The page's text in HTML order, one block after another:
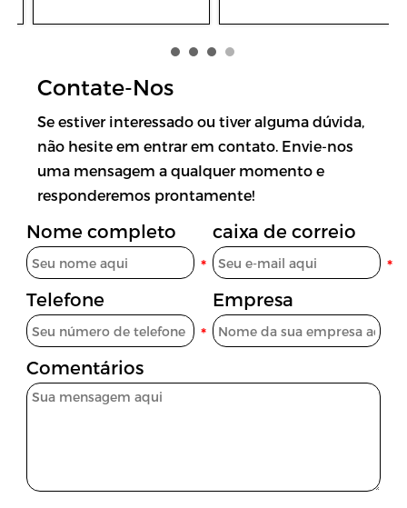
seguro da série BAM
Prova de Explosão
Montado em Veículo
Contate-Nos
Se estiver interessado ou tiver alguma dúvida,
não hesite em entrar em contato. Envie-nos
uma mensagem a qualquer momento e
responderemos prontamente!
Nome completo caixa de correio
Telefone Empresa
Comentários